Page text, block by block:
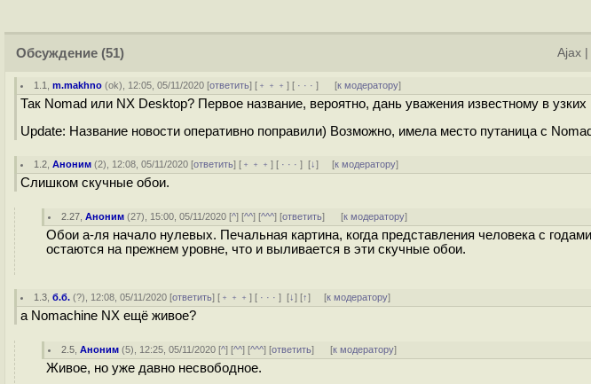
Обсуждение (51) Ajax
1.1 ,m.makhno (ok), 12:05, 05/11/2020 [ответить] [ ﹢﹢﹢] [ · · ·] [к модератору]
Так Nomad или NX Desktop? Первое название, вероятно, дань уважения известному в узких
Update: Название новости оперативно поправили) Возможно, имела место путаница с
1.2 ,Аноним (2), 12:08, 05/11/2020 [ответить] [ ﹢﹢﹢] [ · · ·][↓] [к модератору]
Слишком скучные обои.
2.27 ,Аноним (27), 15:00, 05/11/2020 [^] [^^] [^^^] [ответить] [к модератору]
Обои а-ля начало нулевых. Печальная картина, когда представления человека с
остаются на прежнем уровне, что и выливается в эти скучные обои.
1.3 ,б.б. (?), 12:08, 05/11/2020 [ответить] [ ﹢﹢﹢] [ · · ·][↓] [↑] [к модератору]
а Nomachine NX ещё живое?
2.5 ,Аноним (5), 12:25, 05/11/2020 [^] [^^] [^^^] [ответить] [к модератору]
Живое, но уже давно несвободное.